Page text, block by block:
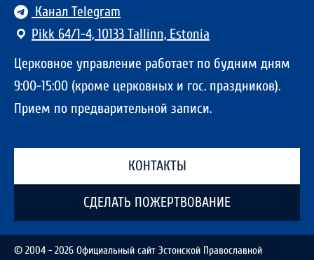
Канал Telegram
Pikk 64/1-4, 10133 Tallinn, Estonia
Церковное управление работает по будним дням
9:00-15:00 (кроме церковных и гос. праздников).
Прием по предварительной записи.
КОНТАКТЫ
СДЕЛАТЬ ПОЖЕРТВОВАНИЕ
© 2004 - 2026 Официальный сайт Эстонской Православной